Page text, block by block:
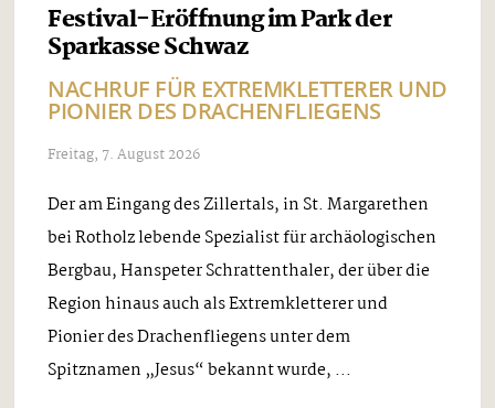
Festival-Eröffnung im Park der
Sparkasse Schwaz
NACHRUF FÜR EXTREMKLETTERER UND
PIONIER DES DRACHENFLIEGENS
Freitag, 7. August 2026
Der am Eingang des Zillertals, in St. Margarethen
bei Rotholz lebende Spezialist für archäologischen
Bergbau, Hanspeter Schrattenthaler, der über die
Region hinaus auch als Extremkletterer und
Pionier des Drachenfliegens unter dem
Spitznamen „Jesus“ bekannt wurde, ...